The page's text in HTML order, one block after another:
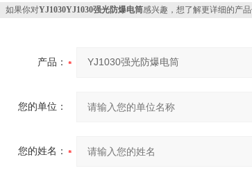
如果你对YJ1030YJ1030强光防爆电筒感兴趣，想了解更详细的产
产品：
您的单位：
您的姓名：